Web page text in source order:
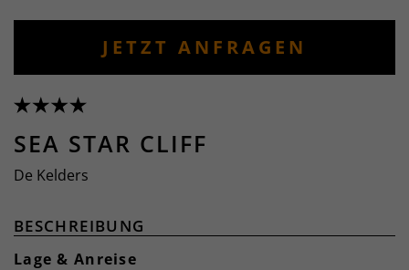
JETZT ANFRAGEN
SEA STAR CLIFF
De Kelders
BESCHREIBUNG
Lage & Anreise